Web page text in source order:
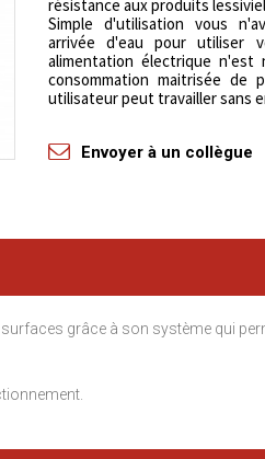
résistance aux produits
Simple d'utilisation vous
arrivée d'eau pour utiliser
alimentation électrique n'est
consommation maitrisée de
utilisateur peut travailler sans
Envoyer à un collègue
grâce à son système qui